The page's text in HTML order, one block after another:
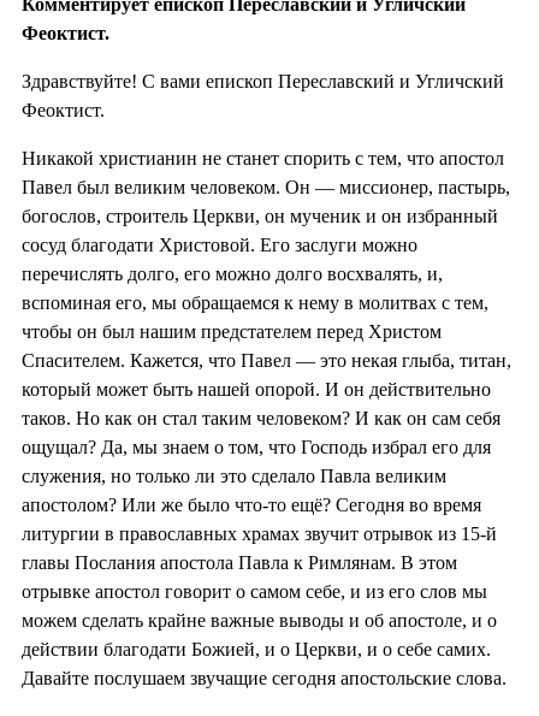
Комментирует епископ Переславский и Угличский
Феоктист.
Здравствуйте! С вами епископ Переславский и Угличский
Феоктист.
Никакой христианин не станет спорить с тем, что апостол
Павел был великим человеком. Он — миссионер, пастырь,
богослов, строитель Церкви, он мученик и он избранный
сосуд благодати Христовой. Его заслуги можно
перечислять долго, его можно долго восхвалять, и,
вспоминая его, мы обращаемся к нему в молитвах с тем,
чтобы он был нашим предстателем перед Христом
Спасителем. Кажется, что Павел — это некая глыба, титан,
который может быть нашей опорой. И он действительно
таков. Но как он стал таким человеком? И как он сам себя
ощущал? Да, мы знаем о том, что Господь избрал его для
служения, но только ли это сделало Павла великим
апостолом? Или же было что-то ещё? Сегодня во время
литургии в православных храмах звучит отрывок из 15-й
главы Послания апостола Павла к Римлянам. В этом
отрывке апостол говорит о самом себе, и из его слов мы
можем сделать крайне важные выводы и об апостоле, и о
действии благодати Божией, и о Церкви, и о себе самих.
Давайте послушаем звучащие сегодня апостольские слова.